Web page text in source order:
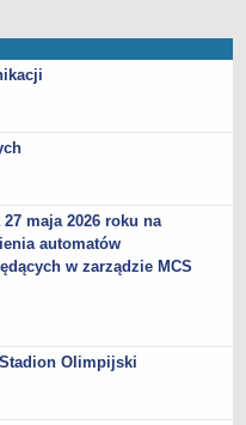
publicznej
na rok 2026
maja 2026 roku na
automatów
w zarządzie MCS
Olimpijski